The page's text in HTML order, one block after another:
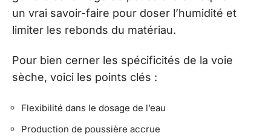
un vrai savoir-faire pour doser l’humidité et
limiter les rebonds du matériau.
Pour bien cerner les spécificités de la voie
sèche, voici les points clés :
Flexibilité dans le dosage de l’eau
Production de poussière accrue